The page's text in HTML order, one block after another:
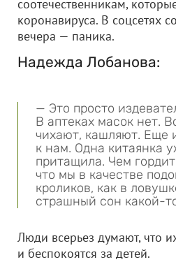
соотечественникам,
коронавируса. В соцсетях
вечера — паника.
Надежда Лобанова:
— Это просто
В аптеках масок нет.
чихают, кашляют. Еще
к нам. Одна китаянка
притащила. Чем
что мы в качестве
кроликов, как в
страшный сон какой-
Люди всерьез думают, что
и беспокоятся за детей.